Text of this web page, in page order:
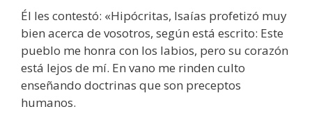
Él les contestó: «Hipócritas, Isaías profetizó muy
bien acerca de vosotros, según está escrito: Este
pueblo me honra con los labios, pero su corazón
está lejos de mí. En vano me rinden culto
enseñando doctrinas que son preceptos
humanos.